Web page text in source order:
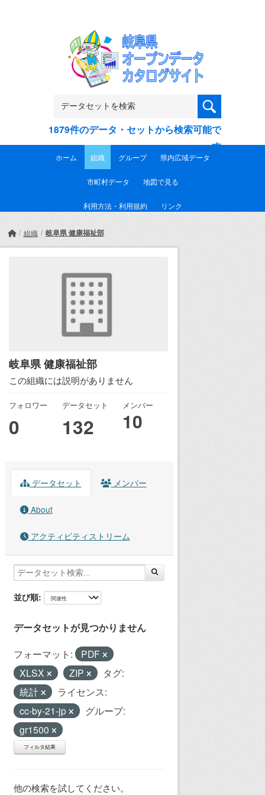
1879件のデータ・セットから検索可能で
す
ホーム 組織 グループ 県内広域データ
市町村データ 地図で見る
利用方法・利用規約 リンク
組織 岐阜県 健康福祉部
岐阜県 健康福祉部
この組織には説明がありません
フォロワー
0
データセット
132
メンバー
10
データセット メンバー
About
アクティビティストリーム
並び順
データセットが見つかりません
フォーマット:
PDF
XLSX
ZIP
タグ:
統計
ライセンス:
cc-by-21-jp
グループ:
gr1500
フィルタ結果
他の検索を試してください。